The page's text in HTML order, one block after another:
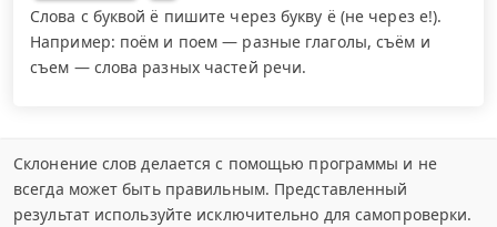
Слова с буквой ё пишите через букву ё (не через е!).
Например: поём и поем — разные глаголы, съём и
съем — слова разных частей речи.
Склонение слов делается с помощью программы и не
всегда может быть правильным. Представленный
результат используйте исключительно для самопроверки.